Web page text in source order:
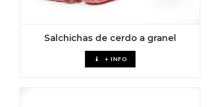
Salchichas de cerdo a granel
+ INFO